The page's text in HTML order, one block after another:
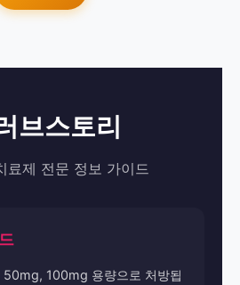
브스토리
료제 전문 정보 가이드
100mg 용량으로 처방됩